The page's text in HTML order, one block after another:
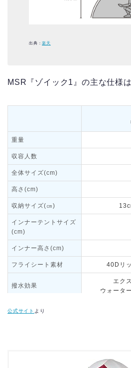
出典：楽天
MSR『ゾイック1』の主な仕様
重量
収容人数
全体サイズ(cm)
高さ(cm)
収納サイズ(㎝)
インナーテントサイズ
(cm)
インナー高さ(cm)
フライシート素材 40Dリ
撥水効果
エク
ウォータ
裏面コーティング
公式サイト より